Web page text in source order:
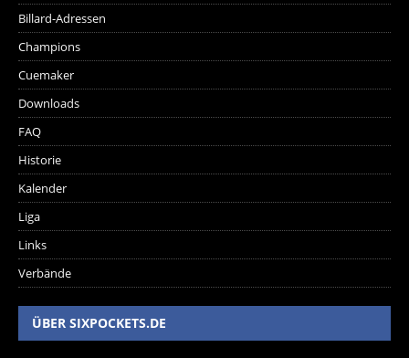
Billard-Adressen
Champions
Cuemaker
Downloads
FAQ
Historie
Kalender
Liga
Links
Verbände
ÜBER SIXPOCKETS.DE